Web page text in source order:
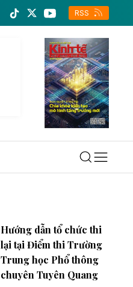
Trang thông tin kinh
RSS
Hướng dẫn tổ chức thi
lại tại Điểm thi Trường
Trung học Phổ thông
chuyên Tuyên Quang